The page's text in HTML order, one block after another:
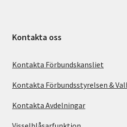
Kontakta oss
Kontakta Förbundskansliet
Kontakta Förbundsstyrelsen &
Kontakta Avdelningar